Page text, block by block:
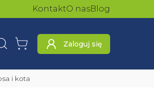
KontaktO nasBlog
WyszukajKoszyk Zaloguj się
i kota